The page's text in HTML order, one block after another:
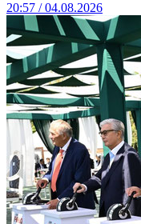
20:57 / 04.08.2026